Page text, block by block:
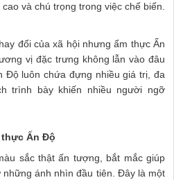
và chú trọng trong việc chế biến.
đổi của xã hội nhưng ẩm thực Ấn
vị đặc trưng không lẫn vào đâu
Độ luôn chứa đựng nhiều giá trị, đa
trình bày khiến nhiều người ngỡ
thực Ấn Độ
sắc thật ấn tượng, bắt mắc giúp
ánh nhìn đầu tiên. Đây là một